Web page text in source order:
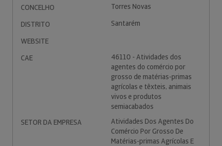
CONCELHO
Torres Novas
DISTRITO
Santarém
WEBSITE
CAE
46110 - Atividades dos
agentes do comércio por
grosso de matérias-primas
agrícolas e têxteis, animais
vivos e produtos
semiacabados
SETOR DA EMPRESA
Atividades Dos Agentes Do
Comércio Por Grosso De
Matérias-primas Agrícolas E